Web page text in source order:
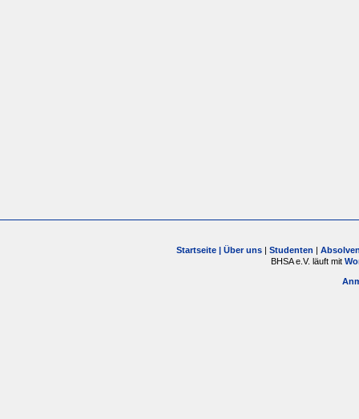
Startseite | Über uns| Studenten |
BHSA e.V. läuft mit